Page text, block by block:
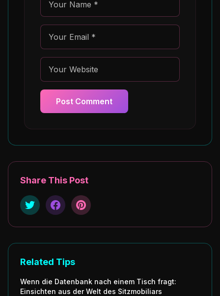
Post Comment
Share This Post
Related Tips
Wenn die Datenbank nach einem Tisch fragt:
Einsichten aus der Welt des Sitzmobiliars